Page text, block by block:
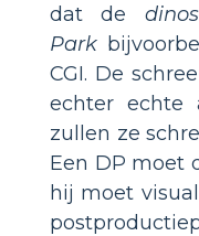
dat de
Park
CGI. De
echter echte
zullen ze
Een DP moet
hij moet